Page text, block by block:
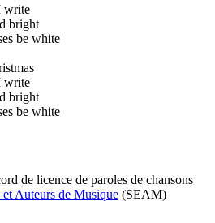
write
bright
be white
write
bright
be white
de licence de paroles de chansons
et Auteurs de Musique (SEAM)